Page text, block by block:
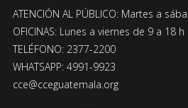
ATENCIÓN AL PÚBLICO: Martes a
OFICINAS: Lunes a viernes de 9 a 18 h
TELÉFONO: 2377-2200
WHATSAPP: 4991-9923
cce@cceguatemala.org